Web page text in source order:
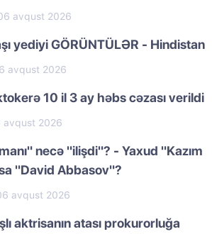
avqust 2026
yediyi GÖRÜNTÜLƏR - Hindistan
avqust 2026
10 il 3 ay həbs cəzası verildi
avqust 2026
necə "ilişdi"? - Yaxud "Kazım
"David Abbasov"?
avqust 2026
aktrisanın atası prokurorluğa